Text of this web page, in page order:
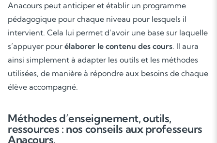
Anacours peut anticiper et établir un programme
pédagogique pour chaque niveau pour lesquels il
intervient. Cela lui permet d’avoir une base sur laquelle
s’appuyer pour élaborer le contenu des cours. Il aura
ainsi simplement à adapter les outils et les méthodes
utilisées, de manière à répondre aux besoins de chaque
élève accompagné.
Méthodes d’enseignement, outils,
ressources : nos conseils aux professeurs
Anacours.
Les deux